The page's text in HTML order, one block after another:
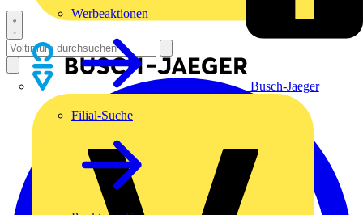
Busch-Jaeger
Werbeaktionen
Filial-Suche